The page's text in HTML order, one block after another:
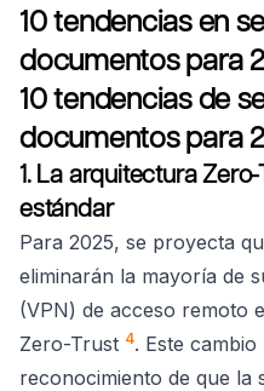
10 tendencias en
documentos para
10 tendencias de
documentos para
1. La arquitectura
estándar
Para 2025, se proyecta
eliminarán la mayoría de
(VPN) de acceso remoto
Zero-Trust 4. Este
reconocimiento de que la